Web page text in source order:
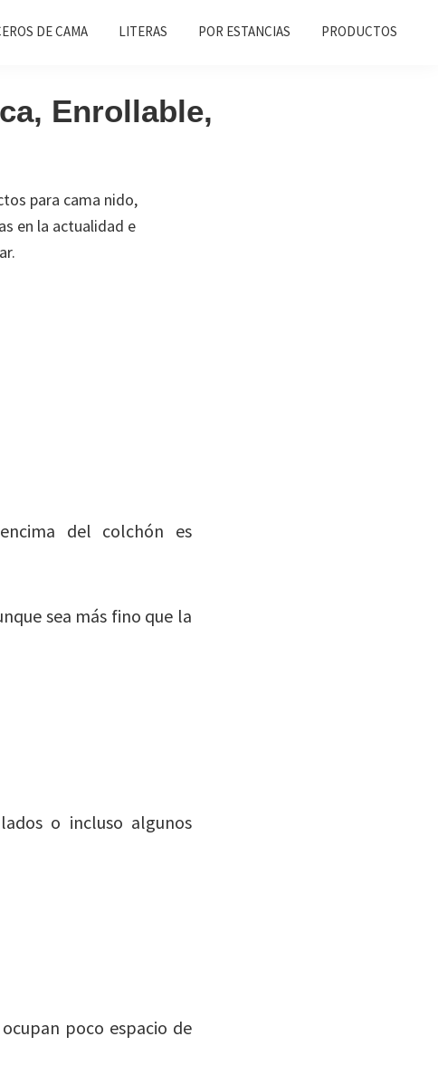
DE CAMA LITERAS POR ESTANCIAS PRODUCTOS
Enrollable,
para cama nido,
en la actualidad e
del colchón es
sea más fino que la
o incluso algunos
poco espacio de